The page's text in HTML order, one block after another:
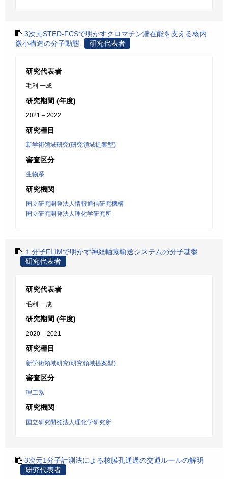
3次元STED-FCSで明かすクロマチン潜在能を支える核内
微小構造の分子動態
研究代表者
研究代表者
毛利 一成
研究期間 (年度)
2021 – 2022
研究種目
新学術領域研究(研究領域提案型)
審査区分
生物系
研究機関
国立研究開発法人情報通信研究機構
国立研究開発法人理化学研究所
１分子FLIMで明かす神経軸索輸送システムの分子基盤
研究代表者
研究代表者
毛利 一成
研究期間 (年度)
2020 – 2021
研究種目
新学術領域研究(研究領域提案型)
審査区分
理工系
研究機関
国立研究開発法人理化学研究所
3次元1分子計測法による核膜孔通過の交通ルールの解明
研究代表者